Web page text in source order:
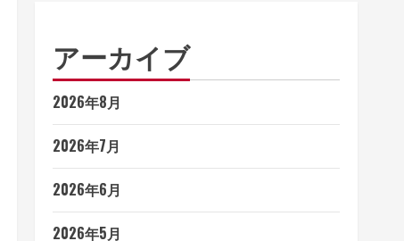
アーカイブ
2026年8月
2026年7月
2026年6月
2026年5月